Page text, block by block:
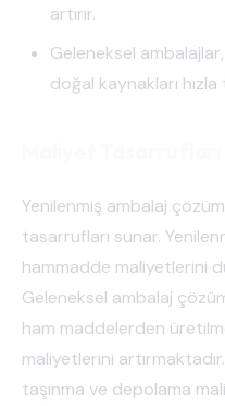
artırır.
Geleneksel
doğal kaynakları
Yenilenmiş ambalaj
tasarrufları sunar.
hammadde maliyetlerini
Geleneksel ambalaj
ham maddelerden
maliyetlerini
taşınma ve depolama